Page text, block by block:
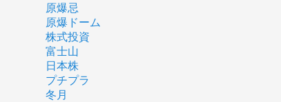
原爆忌
原爆ドーム
株式投資
富士山
日本株
プチプラ
冬月